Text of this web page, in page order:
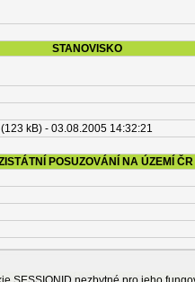
STANOVISKO
(123 kB) - 03.08.2005 14:32:21
POSUZOVÁNÍ NA ÚZEMÍ ČR
OSTATNÍ INFORMACE